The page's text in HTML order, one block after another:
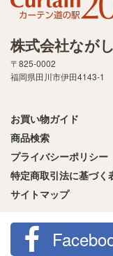
株式会社なが
〒825-0002
福岡県田川市伊田4143-1
お買い物ガイド
商品検索
プライバシーポリシー
特定商取引法に基づく
サイトマップ